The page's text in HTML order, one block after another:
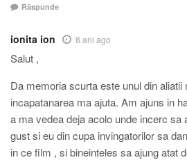
Răspunde
ionita ion 8 ani ago
Salut ,
Da memoria scurta este unul din aliatii
incapatanarea ma ajuta. Am ajuns in
a ma vedea deja acolo unde incerc sa
gust si eu din cupa invingatorilor sa
in ce film , si bineinteles sa ajung atat